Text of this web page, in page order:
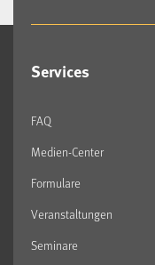
Services
FAQ
Medien-Center
Formulare
Veranstaltungen
Seminare